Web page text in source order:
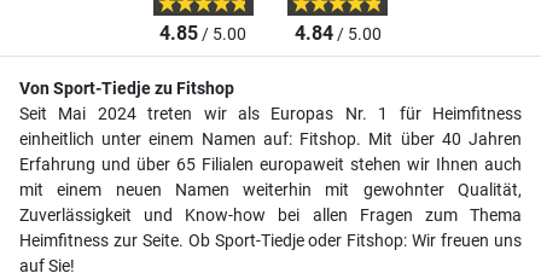
4.85/ 5.00 4.84/ 5.00
Von Sport-Tiedje zu Fitshop
Seit Mai 2024 treten wir als Europas Nr. 1 für Heimfitness
einheitlich unter einem Namen auf: Fitshop. Mit über 40 Jahren
Erfahrung und über 65 Filialen europaweit stehen wir Ihnen auch
mit einem neuen Namen weiterhin mit gewohnter Qualität,
Zuverlässigkeit und Know-how bei allen Fragen zum Thema
Heimfitness zur Seite. Ob Sport-Tiedje oder Fitshop: Wir freuen uns
auf Sie!